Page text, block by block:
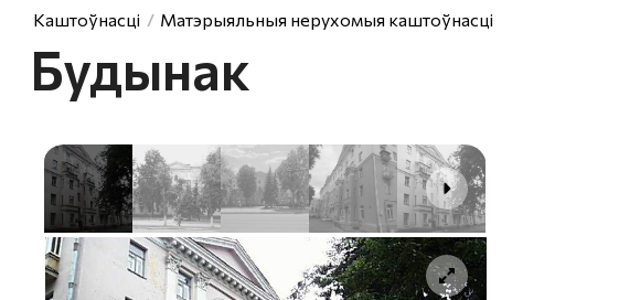
Каштоўнасці Матэрыяльныя нерухомыя каштоўнасці
Будынак